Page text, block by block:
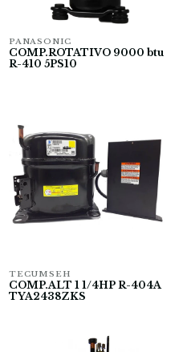
PANASONIC
COMP.ROTATIVO 9000 btu
R-410 5PS10
TECUMSEH
COMP.ALT 1 1/4HP R-404A
TYA2438ZKS